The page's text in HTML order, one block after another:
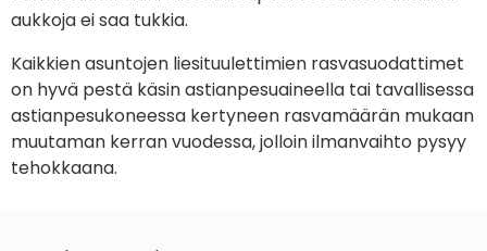
aukkoja ei saa tukkia.
Kaikkien asuntojen liesituulettimien rasvasuodattimet
on hyvä pestä käsin astianpesuaineella tai tavallisessa
astianpesukoneessa kertyneen rasvamäärän mukaan
muutaman kerran vuodessa, jolloin ilmanvaihto pysyy
tehokkaana.